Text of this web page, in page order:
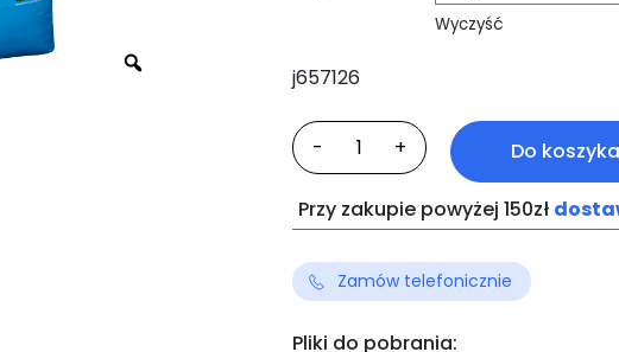
Wyczyść
j657126
-
ilość
ARENAS-
Perla
+ Do koszyka
Przy zakupie powyżej 150zł
Zamów telefonicznie
Pliki do pobrania: